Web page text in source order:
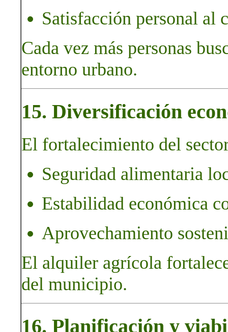
Satisfacción personal al
Cada vez más personas
entorno urbano.
15. Diversificación
El fortalecimiento del
Seguridad alimentaria
Estabilidad económica
Aprovechamiento
El alquiler agrícola
del municipio.
16. Planificación y